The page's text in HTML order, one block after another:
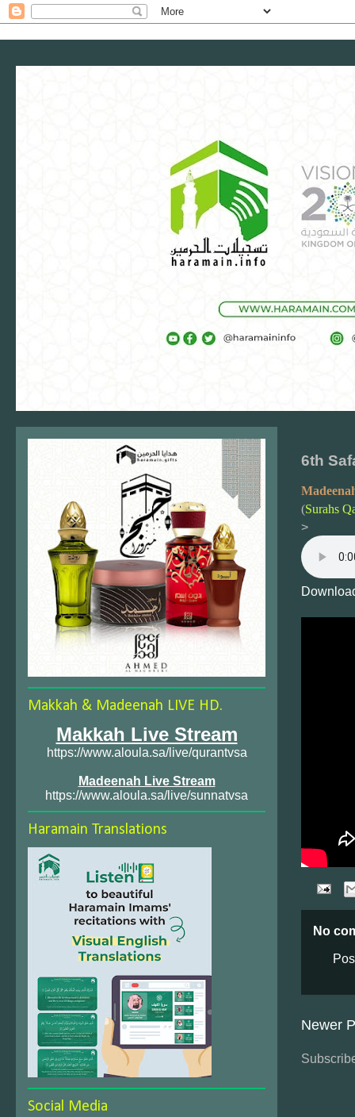
6th
(Surahs
>
No
Newer
Makkah & Madeenah LIVE HD.
Makkah Live Stream
https://www.aloula.sa/live/qurantvsa
Madeenah Live Stream
https://www.aloula.sa/live/sunnatvsa
Haramain Translations
Social Media